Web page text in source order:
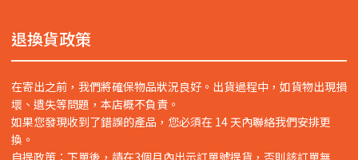
退換貨政策
在寄出之前，我們將確保物品狀況良好。出貨過程中，如貨物出現損
壞、遺失等問題，本店概不負責。
如果您發現收到了錯誤的產品，您必須在 14 天內聯絡我們安排更
換。
自提政策：下單後，請在3個月內出示訂單號提貨，否則該訂單無